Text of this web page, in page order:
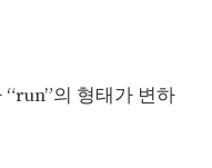
의 형태가 변하